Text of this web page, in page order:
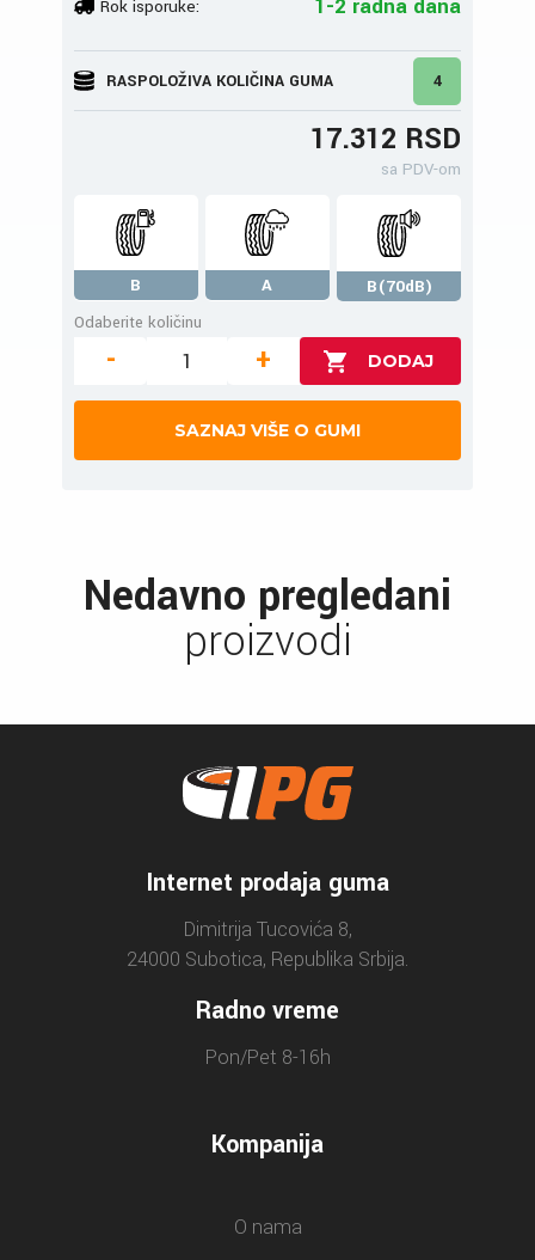
Rok isporuke: 1-2 radna dana
RASPOLOŽIVA KOLIČINA GUMA 4
17.312 RSD
sa PDV-om
B A
B(70dB)
Odaberite količinu
- +
SAZNAJ VIŠE O GUMI
Nedavno pregledani
proizvodi
Internet prodaja guma
Dimitrija Tucovića 8,
24000 Subotica, Republika Srbija.
Radno vreme
Pon/Pet 8-16h
Kompanija
O nama